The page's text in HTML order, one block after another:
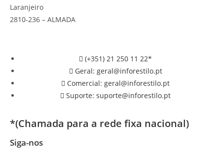
Laranjeiro
2810-236 – ALMADA
(+351) 21 250 11 22*
Geral: geral@inforestilo.pt
Comercial: geral@inforestilo.pt
Suporte: suporte@inforestilo.pt
*(Chamada para a rede fixa nacional)
Siga-nos